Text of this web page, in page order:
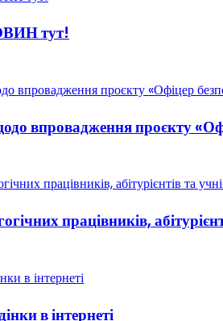
тут!
впровадження проєкту
працівників,
в інтернеті